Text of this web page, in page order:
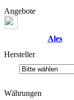
Angebote
Ales
Hersteller
Währungen